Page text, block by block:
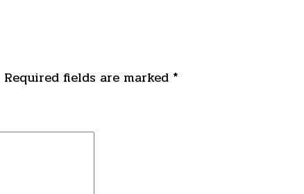
Required fields are marked *